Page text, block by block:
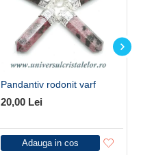
Pandantiv rodonit varf
20,00 Lei
Adauga in cos